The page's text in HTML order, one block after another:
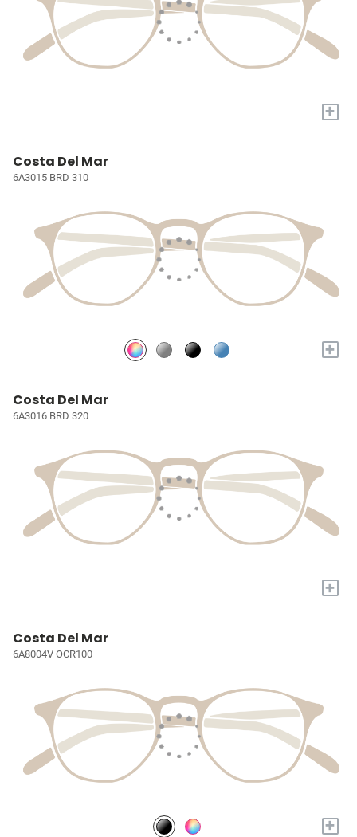
+
Costa Del Mar
6A3015 BRD 310
+
Costa Del Mar
6A3016 BRD 320
+
Costa Del Mar
6A8004V OCR100
+